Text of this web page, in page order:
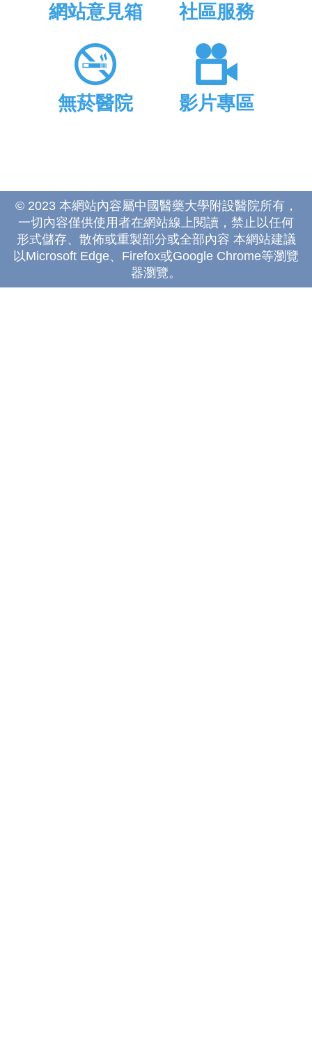
網站意見箱 社區服務
無菸醫院 影片專區
© 2023 本網站內容屬中國醫藥大學附設醫院所有，
一切內容僅供使用者在網站線上閱讀，禁止以任何
形式儲存、散佈或重製部分或全部內容 本網站建議
以Microsoft Edge、Firefox或Google Chrome等瀏覽
器瀏覽。